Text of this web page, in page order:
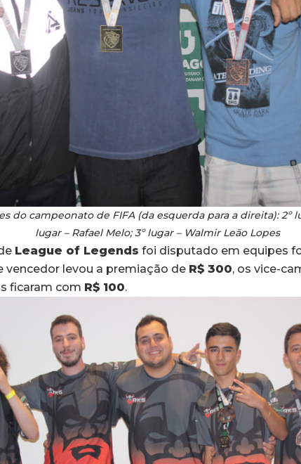
do campeonato de FIFA (da esquerda para a direita): 2º
lugar – Rafael Melo; 3º lugar – Walmir Leão Lopes
League of Legends foi disputado em equipes
vencedor levou a premiação de R$ 300, os vice-
ficaram com R$ 100.